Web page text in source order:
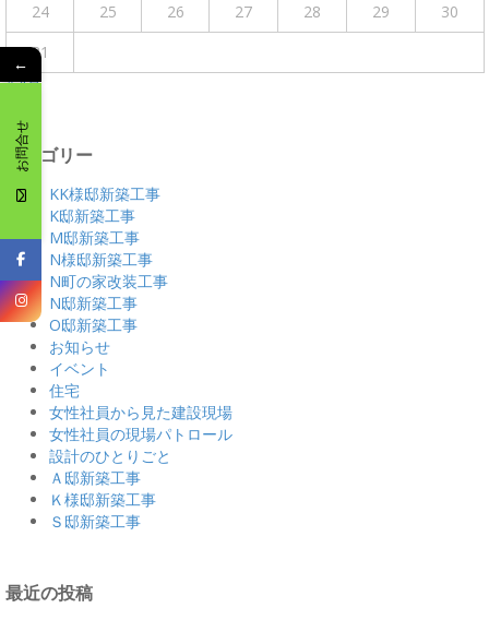
24
25 26 27 28 29
30
31
« 4月
カテゴリー
KK様邸新築工事
K邸新築工事
M邸新築工事
N様邸新築工事
N町の家改装工事
N邸新築工事
O邸新築工事
お知らせ
イベント
住宅
女性社員から見た建設現場
女性社員の現場パトロール
設計のひとりごと
Ａ邸新築工事
Ｋ様邸新築工事
Ｓ邸新築工事
最近の投稿
←
お問合せ